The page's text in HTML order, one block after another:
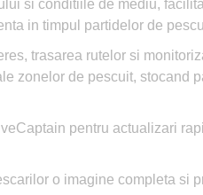
si conditiile de mediu,
in timpul partidelor de
trasarea rutelor si
zonelor de pescuit, stocand
pentru actualizari
o imagine completa si